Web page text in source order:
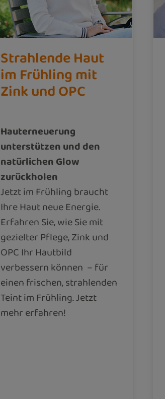
Strahlende Haut
im Frühling mit
Zink und OPC
Hauterneuerung
unterstützen und den
natürlichen Glow
zurückholen
Jetzt im Frühling braucht
Ihre Haut neue Energie.
Erfahren Sie, wie Sie mit
gezielter Pflege, Zink und
OPC Ihr Hautbild
verbessern können – für
einen frischen, strahlenden
Teint im Frühling. Jetzt
mehr erfahren!